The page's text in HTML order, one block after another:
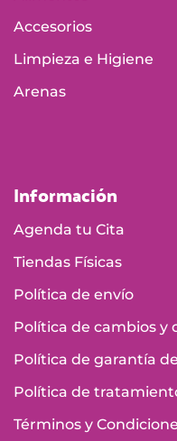
Accesorios
Limpieza e Higiene
Arenas
Información
Agenda tu Cita
Tiendas Físicas
Política de envío
Política de cambios y
Política de garantía
Política de
Términos y